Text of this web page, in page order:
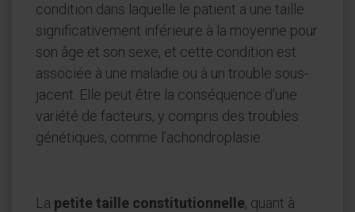
condition dans laquelle le patient a une taille
significativement inférieure à la moyenne pour
son âge et son sexe, et cette condition est
associée à une maladie ou à un trouble sous-
jacent. Elle peut être la conséquence d’une
variété de facteurs, y compris des troubles
génétiques, comme l’achondroplasie.
La petite taille constitutionnelle, quant à